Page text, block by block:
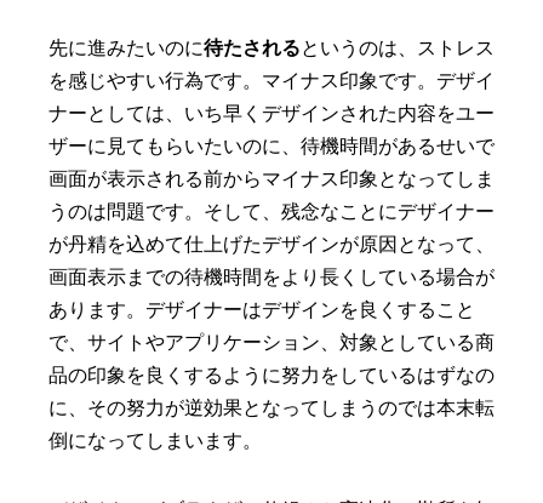
先に進みたいのに待たされるというのは、ストレス
を感じやすい行為です。マイナス印象です。デザイ
ナーとしては、いち早くデザインされた内容をユー
ザーに見てもらいたいのに、待機時間があるせいで
画面が表示される前からマイナス印象となってしま
うのは問題です。そして、残念なことにデザイナー
が丹精を込めて仕上げたデザインが原因となって、
画面表示までの待機時間をより長くしている場合が
あります。デザイナーはデザインを良くすること
で、サイトやアプリケーション、対象としている商
品の印象を良くするように努力をしているはずなの
に、その努力が逆効果となってしまうのでは本末転
倒になってしまいます。